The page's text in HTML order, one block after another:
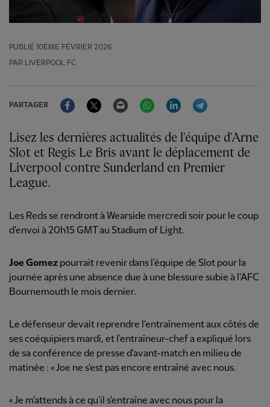
PUBLIÉ 10ÈME FÉVRIER 2026
PAR LIVERPOOL FC
PARTAGER
FacebookTwitter Email WhatsAppLinkedIn
Lisez les dernières actualités de l'équipe d'Arne
Slot et Regis Le Bris avant le déplacement de
Liverpool contre Sunderland en Premier
League.
Les Reds se rendront à Wearside mercredi soir pour le coup
d'envoi à 20h15 GMT au Stadium of Light.
Joe Gomez pourrait revenir dans l'équipe de Slot pour la
journée après une absence due à une blessure subie à l'AFC
Bournemouth le mois dernier.
Le défenseur devait reprendre l'entraînement aux côtés de
ses coéquipiers mardi, et l'entraîneur-chef a expliqué lors
de sa conférence de presse d'avant-match en milieu de
matinée : « Joe ne s'est pas encore entraîné avec nous.
« Je m'attends à ce qu'il s'entraîne avec nous pour la